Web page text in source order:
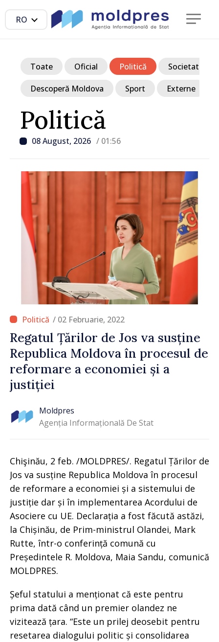
RO
Politică
08 August, 2026 / 01:56
Toate Oficial Politică Societate
Descoperă Moldova Sport Externe
/ 02 Februarie, 2022
Regatul Țărilor de Jos va susține
Republica Moldova în procesul de
reformare a economiei și a
justiției
Moldpres
Agenția Informațională De Stat
Chişinău, 2 feb. /MOLDPRES/. Regatul Țărilor de
Jos va susține Republica Moldova în procesul
de reformare a economiei și a sistemului de
justiție dar și în implementarea Acordului de
Asociere cu UE. Declarația a fost făcută astăzi,
la Chișinău, de Prim-ministrul Olandei, Mark
Rutte, într-o conferință comună cu
Președintele R. Moldova, Maia Sandu, comunică
MOLDPRES.
Șeful statului a menționat că este pentru
prima dată când un premier olandez ne
vizitează țara. “Este un prilej deosebit pentru
resetarea dialogului politic și consolidarea